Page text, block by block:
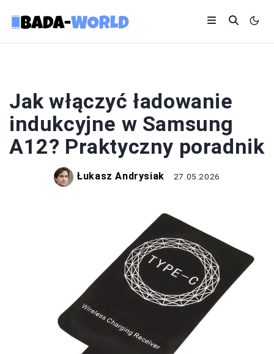
Jak włączyć ładowanie
indukcyjne w Samsung
A12? Praktyczny poradnik
Łukasz Andrysiak 27.05.2026